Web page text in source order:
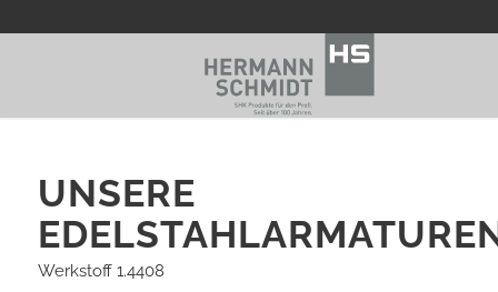
UNSERE
Werkstoff 1.4408